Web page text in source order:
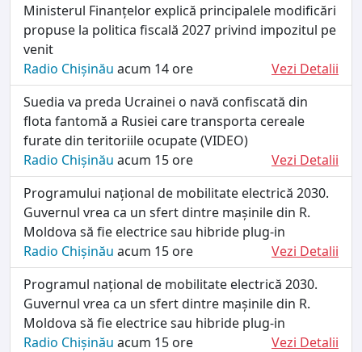
Ministerul Finanțelor explică principalele modificări
propuse la politica fiscală 2027 privind impozitul pe
venit
Radio Chișinău acum 14 ore
Vezi Detalii
Suedia va preda Ucrainei o navă confiscată din
flota fantomă a Rusiei care transporta cereale
furate din teritoriile ocupate (VIDEO)
Radio Chișinău acum 15 ore
Vezi Detalii
Programului național de mobilitate electrică 2030.
Guvernul vrea ca un sfert dintre mașinile din R.
Moldova să fie electrice sau hibride plug-in
Radio Chișinău acum 15 ore
Vezi Detalii
Programul național de mobilitate electrică 2030.
Guvernul vrea ca un sfert dintre mașinile din R.
Moldova să fie electrice sau hibride plug-in
Radio Chișinău acum 15 ore
Vezi Detalii